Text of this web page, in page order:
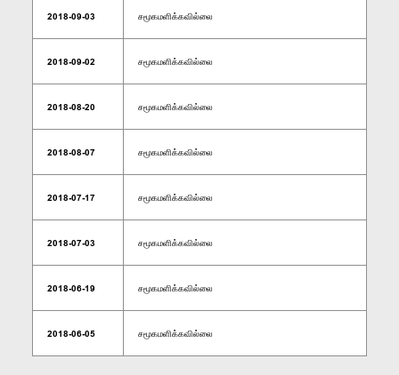
2018-09-03 சமூகமளிக்கவில்லை
2018-09-02 சமூகமளிக்கவில்லை
2018-08-20 சமூகமளிக்கவில்லை
2018-08-07 சமூகமளிக்கவில்லை
2018-07-17 சமூகமளிக்கவில்லை
2018-07-03 சமூகமளிக்கவில்லை
2018-06-19 சமூகமளிக்கவில்லை
2018-06-05 சமூகமளிக்கவில்லை